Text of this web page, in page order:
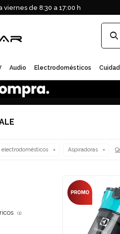
Audio Electrodomésticos
viernes de 8:30 a 17:00 h
electrodomésticos Aspiradoras
(1)